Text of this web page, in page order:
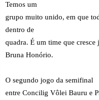
Temos um
grupo muito unido, em que
dentro de
quadra. É um time que
Bruna Honório.
O segundo jogo da semifinal
entre Concilig Vôlei Bauru e